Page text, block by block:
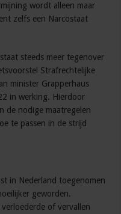
wordt alleen maar
zelfs een Narcostaat
steeds meer tegenover
Strafrechtelijke
minister Grapperhaus
in werking. Hierdoor
de nodige maatregelen
te passen in de strijd
in Nederland toegenomen
geworden.
of vervallen